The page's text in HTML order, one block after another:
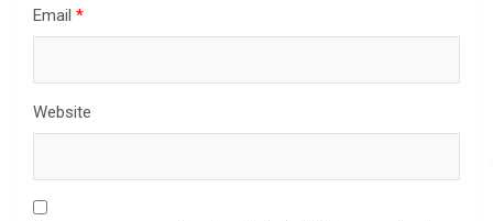
Email *
Website